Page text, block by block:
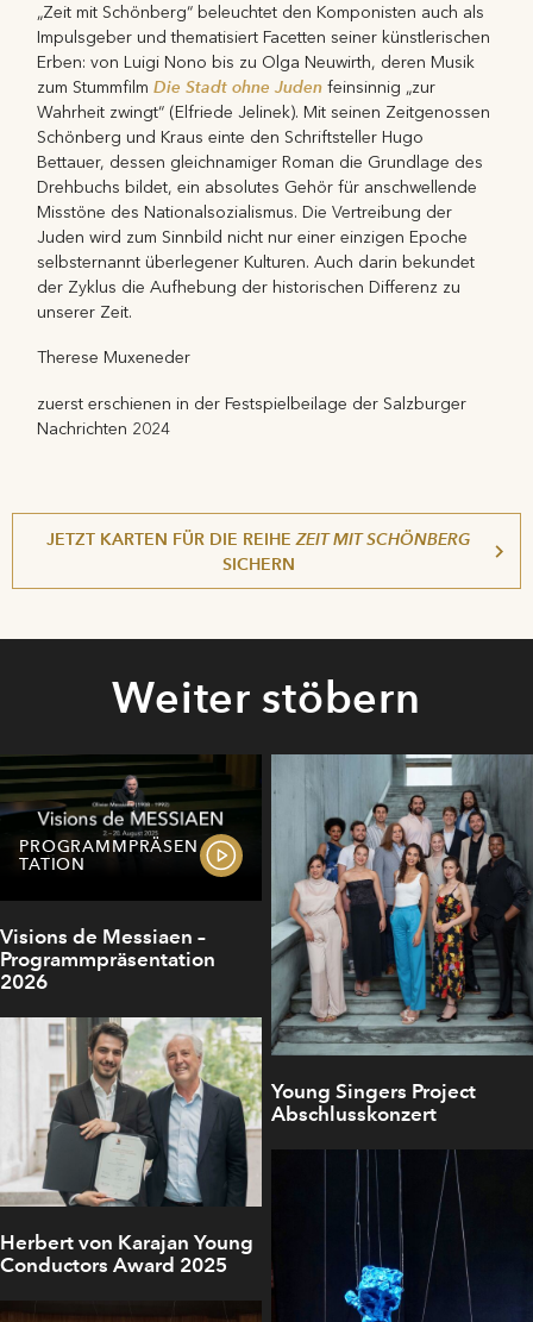
„Zeit mit Schönberg“ beleuchtet den Komponisten auch als
Impulsgeber und thematisiert Facetten seiner künstlerischen
Erben: von Luigi Nono bis zu Olga Neuwirth, deren Musik
zum StummfilmDie Stadt ohne Juden feinsinnig „zur
Wahrheit zwingt“ (Elfriede Jelinek). Mit seinen Zeitgenossen
Schönberg und Kraus einte den Schriftsteller Hugo
Bettauer, dessen gleichnamiger Roman die Grundlage des
Drehbuchs bildet, ein absolutes Gehör für anschwellende
Misstöne des Nationalsozialismus. Die Vertreibung der
Juden wird zum Sinnbild nicht nur einer einzigen Epoche
selbsternannt überlegener Kulturen. Auch darin bekundet
der Zyklus die Aufhebung der historischen Differenz zu
unserer Zeit.
Therese Muxeneder
zuerst erschienen in der Festspielbeilage der Salzburger
Nachrichten 2024
JETZT KARTEN FÜR DIE REIHEZEIT MIT SCHÖNBERG
SICHERN
Weiter stöbern
PROGRAMMPRÄSEN
TATION
Visions de Messiaen –
Programmpräsentation
2026
Young Singers Project
Abschlusskonzert
Herbert von Karajan Young
Conductors Award 2025